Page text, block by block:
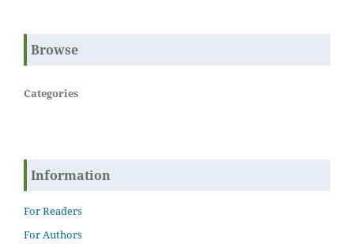
Browse
Categories
Information
For Readers
For Authors